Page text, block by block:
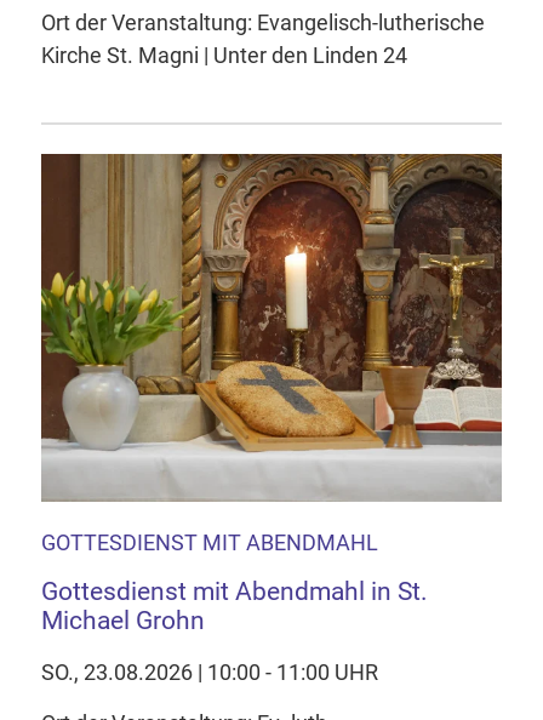
Ort der Veranstaltung: Evangelisch-lutherische
Kirche St. Magni | Unter den Linden 24
GOTTESDIENST MIT ABENDMAHL
Gottesdienst mit Abendmahl in St.
Michael Grohn
SO., 23.08.2026 | 10:00 - 11:00 UHR